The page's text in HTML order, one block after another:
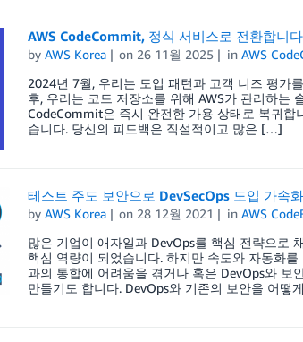
AWS CodeCommit, 정식 서비스로 전환합니
by AWS Korea on 26 11월 2025 inAWS
2024년 7월, 우리는 도입 패턴과 고객 니즈 평가
후, 우리는 코드 저장소를 위해 AWS가 관리하는
CodeCommit은 즉시 완전한 가용 상태로 복귀합
습니다. 당신의 피드백은 직설적이고 많은 […]
테스트 주도 보안으로 DevSecOps 도입 가속
by AWS Korea on 28 12월 2021 inAWS
많은 기업이 애자일과 DevOps를 핵심 전략으로
핵심 역량이 되었습니다. 하지만 속도와 자동화
과의 통합에 어려움을 겪거나 혹은 DevOps와 보
만들기도 합니다. DevOps와 기존의 보안을 어떻